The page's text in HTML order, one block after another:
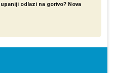
odlazi na gorivo? Nova